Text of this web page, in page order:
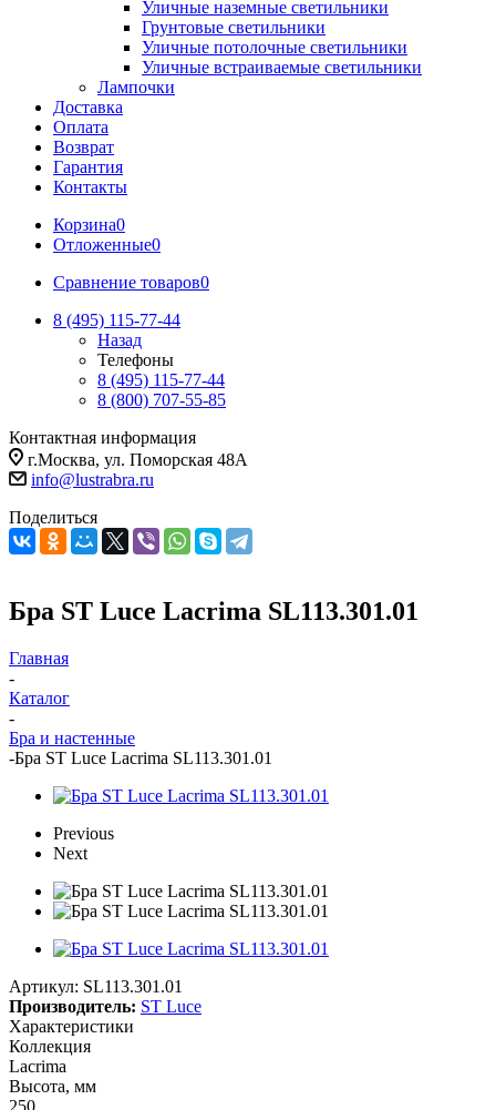
Уличные наземные светильники
Грунтовые светильники
Уличные потолочные светильники
Уличные встраиваемые светильники
Лампочки
Доставка
Оплата
Возврат
Гарантия
Контакты
Корзина0
Отложенные0
Сравнение товаров0
8 (495) 115-77-44
Назад
Телефоны
8 (495) 115-77-44
8 (800) 707-55-85
Контактная информация
г.Москва, ул. Поморская 48А
info@lustrabra.ru
Поделиться
Бра ST Luce Lacrima SL113.301.01
Главная
-
Каталог
-
Бра и настенные
-Бра ST Luce Lacrima SL113.301.01
Previous
Next
Артикул: SL113.301.01
Производитель: ST Luce
Характеристики
Коллекция
Lacrima
Высота, мм
250